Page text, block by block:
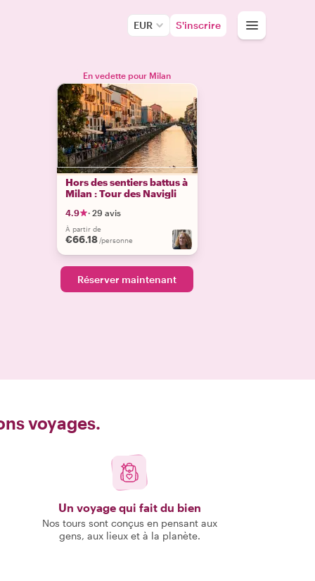
EUR S'inscrire
En vedette pour Milan
Hors des sentiers battus à
Milan : Tour des Navigli
4.9 · 29 avis
À partir de
€66.18 /personne
Réserver maintenant
voyages.
Un voyage qui fait du bien
Nos tours sont conçus en pensant aux
gens, aux lieux et à la planète.